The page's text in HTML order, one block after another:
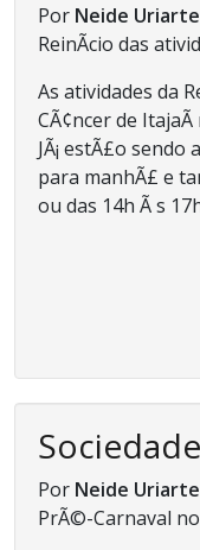
Por Neide Uriarte
ReinÃ­cio das
As atividades da
CÃ¢ncer de
JÃ¡ estÃ£o
para manhÃ£ e
ou das 14h Ã s
Por Neide Uriarte
PrÃ©-Carnaval